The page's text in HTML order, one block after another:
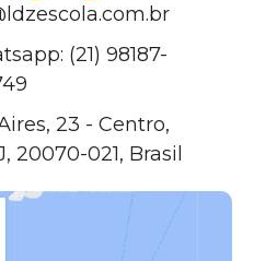
(21) 98187-
23 - Centro,
20070-021, Brasil